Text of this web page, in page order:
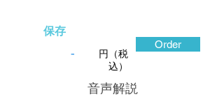
保存
-
円（税
込）
Order
​音声解説